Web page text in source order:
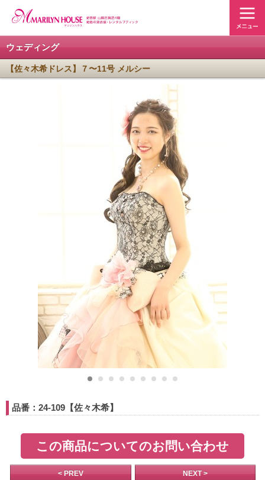
ウェディング
【佐々木希ドレス】７〜11号 メルシー
品番：24-109【佐々木希】
この商品についてのお問い合わせ
< PREV NEXT >